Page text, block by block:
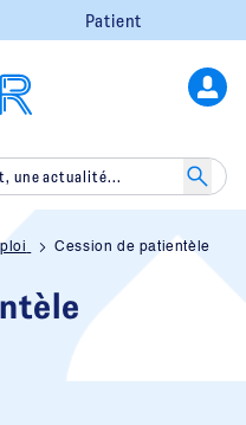
Patient
Cession de patientèle